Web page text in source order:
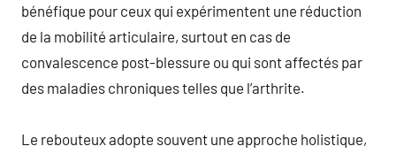
bénéfique pour ceux qui expérimentent une réduction
de la mobilité articulaire, surtout en cas de
convalescence post-blessure ou qui sont affectés par
des maladies chroniques telles que l’arthrite.
Le rebouteux adopte souvent une approche holistique,